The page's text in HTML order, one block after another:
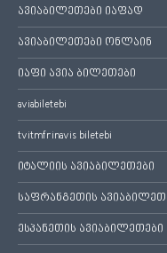
ავიაბილეთები იაფად
ავიაბილეთები ონლაინ
იაფი ავია ბილეთები
aviabiletebi
tvitmfrinavis biletebi
იტალიის ავიაბილეთები
საფრანგეთის
ესპანეთის ავიაბილეთები